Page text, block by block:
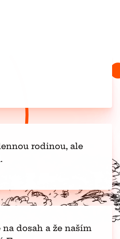
rodinou, ale
na dosah a že naším